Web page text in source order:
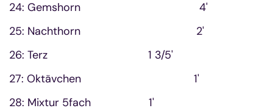
24: Gemshorn 4'
25: Nachthorn 2'
26: Terz 1 3/5'
27: Oktävchen 1'
28: Mixtur 5fach 1'